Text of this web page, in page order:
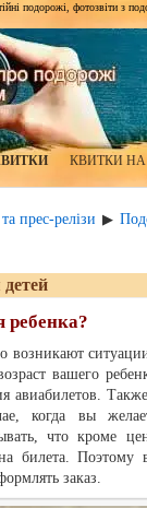
подорожі, фотозвіти з
КВИТКИ
прес-релізи ▶
ребенка?
возникают
вашего
когда вы
что кроме
билета.
заказ.